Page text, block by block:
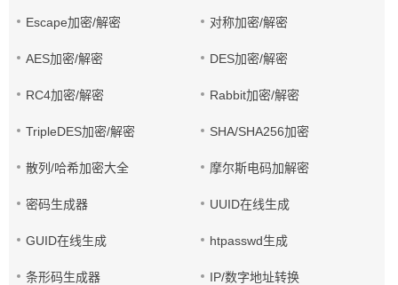
Escape加密/解密 对称加密/解密
AES加密/解密 DES加密/解密
RC4加密/解密 Rabbit加密/解密
TripleDES加密/解密 SHA/SHA256加密
散列/哈希加密大全 摩尔斯电码加解密
密码生成器 UUID在线生成
GUID在线生成 htpasswd生成
条形码生成器 IP/数字地址转换